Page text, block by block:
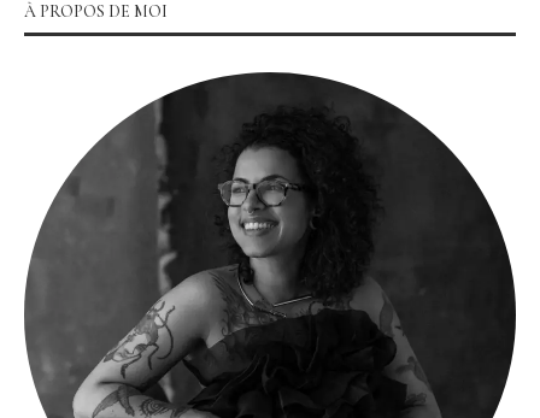
À PROPOS DE MOI